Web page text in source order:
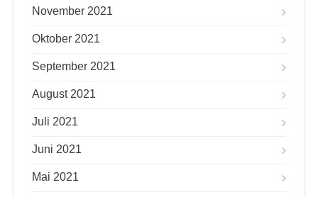
November 2021
Oktober 2021
September 2021
August 2021
Juli 2021
Juni 2021
Mai 2021